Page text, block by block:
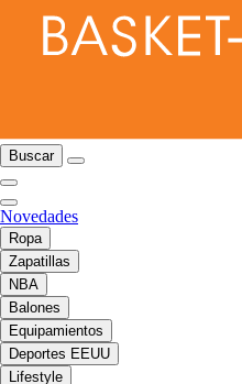
Buscar
Novedades
Ropa
Zapatillas
NBA
Balones
Equipamientos
Deportes EEUU
Lifestyle